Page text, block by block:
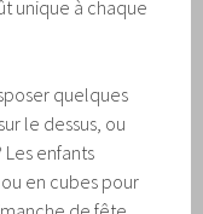
unique à chaque
quelques
le dessus, ou
enfants
en cubes pour